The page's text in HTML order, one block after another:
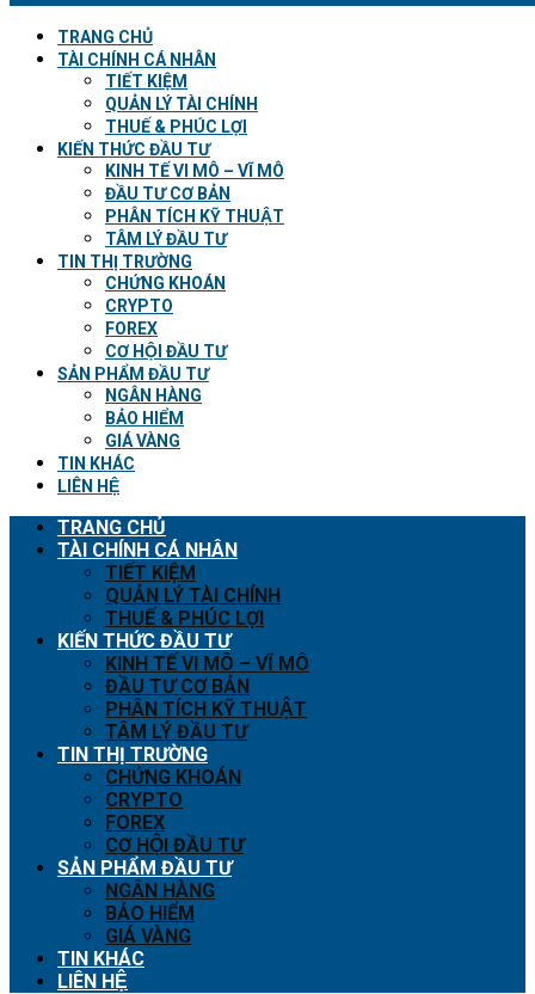
TRANG CHỦ
TÀI CHÍNH CÁ NHÂN
TIẾT KIỆM
QUẢN LÝ TÀI CHÍNH
THUẾ & PHÚC LỢI
KIẾN THỨC ĐẦU TƯ
KINH TẾ VI MÔ – VĨ MÔ
ĐẦU TƯ CƠ BẢN
PHÂN TÍCH KỸ THUẬT
TÂM LÝ ĐẦU TƯ
TIN THỊ TRƯỜNG
CHỨNG KHOÁN
CRYPTO
FOREX
CƠ HỘI ĐẦU TƯ
SẢN PHẨM ĐẦU TƯ
NGÂN HÀNG
BẢO HIỂM
GIÁ VÀNG
TIN KHÁC
LIÊN HỆ
TRANG CHỦ
TÀI CHÍNH CÁ NHÂN
TIẾT KIỆM
QUẢN LÝ TÀI CHÍNH
THUẾ & PHÚC LỢI
KIẾN THỨC ĐẦU TƯ
KINH TẾ VI MÔ – VĨ MÔ
ĐẦU TƯ CƠ BẢN
PHÂN TÍCH KỸ THUẬT
TÂM LÝ ĐẦU TƯ
TIN THỊ TRƯỜNG
CHỨNG KHOÁN
CRYPTO
FOREX
CƠ HỘI ĐẦU TƯ
SẢN PHẨM ĐẦU TƯ
NGÂN HÀNG
BẢO HIỂM
GIÁ VÀNG
TIN KHÁC
LIÊN HỆ